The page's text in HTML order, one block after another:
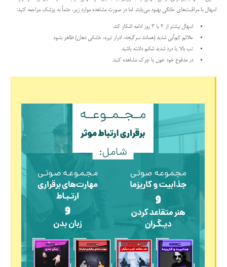
اسهال با مراقبت‌های خانگی بهبود می‌یابند. اما در صورت مشاهده موارد زیر، حتماً به پزشک مراجعه کنید:
اسهال بیشتر از ۲ یا ۳ روز ادامه اشکار کند.
علائم کم‌آبی شدید (همانند سرگیجه، ادرار تیره، خشکی دهان) ظاهر بشود.
تب بالا یا درد شدید شکم داشته باشید.
در مدفوع خود خون یا چرک مشاهده کنید.